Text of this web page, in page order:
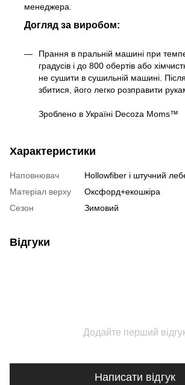
менеджера.
Догляд за виробом:
Прання в пральній машині при
градусів і до 800 обертів або
не сушити в сушильній машині.
збитися, його легко розправити
Зроблено в Україні Decoza Moms™
Характеристики
Наповнювач
Hollowfiber і штучний
Матеріал верху
Оксфорд+екошкіра
Сезон
Зимовий
Відгуки
Додайте перший
Написати відгук